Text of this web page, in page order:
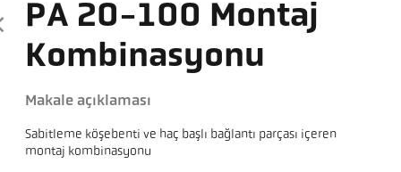
PA 20-100 Montaj
Kombinasyonu
Makale açıklaması
Sabitleme köşebenti ve haç başlı bağlantı parçası içeren
montaj kombinasyonu